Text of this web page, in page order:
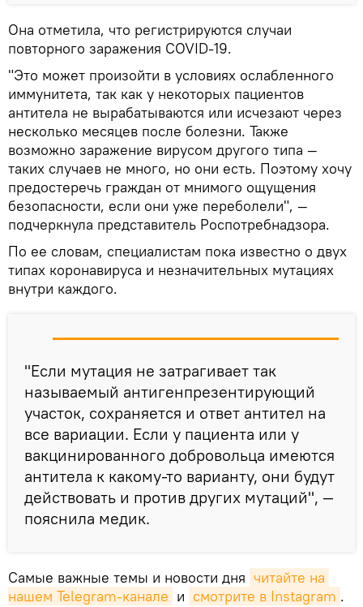
Она отметила, что регистрируются случаи
повторного заражения COVID-19.
"Это может произойти в условиях ослабленного
иммунитета, так как у некоторых пациентов
антитела не вырабатываются или исчезают через
несколько месяцев после болезни. Также
возможно заражение вирусом другого типа —
таких случаев не много, но они есть. Поэтому хочу
предостеречь граждан от мнимого ощущения
безопасности, если они уже переболели", —
подчеркнула представитель Роспотребнадзора.
По ее словам, специалистам пока известно о двух
типах коронавируса и незначительных мутациях
внутри каждого.
"Если мутация не затрагивает так
называемый антигенпрезентирующий
участок, сохраняется и ответ антител на
все вариации. Если у пациента или у
вакцинированного добровольца имеются
антитела к какому-то варианту, они будут
действовать и против других мутаций", —
пояснила медик.
Самые важные темы и новости дня читайте на
нашем Telegram-канале и смотрите в Instagram .